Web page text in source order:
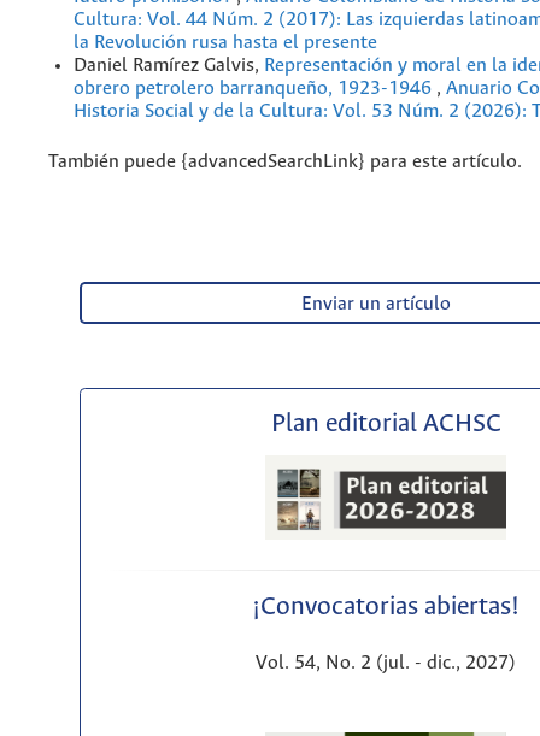
Cultura: Vol. 44 Núm. 2 (2017): Las izquierdas
la Revolución rusa hasta el presente
Daniel Ramírez Galvis, Representación y moral en la
obrero petrolero barranqueño, 1923-1946 , Anuario
Historia Social y de la Cultura: Vol. 53 Núm. 2 (2026):
También puede {advancedSearchLink} para este artículo.
Enviar un artículo
Plan editorial ACHSC
¡Convocatorias abiertas!
Vol. 54, No. 2 (jul. - dic., 2027)